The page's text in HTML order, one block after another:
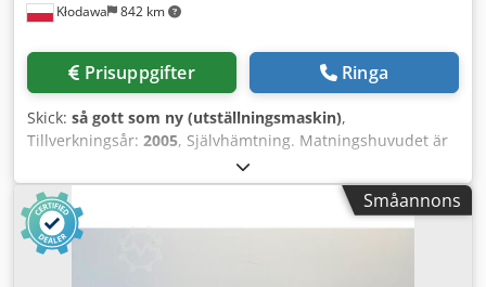
Kłodawa 842 km
Prisuppgifter Ringa
Skick: så gott som ny (utställningsmaskin),
Tillverkningsår: 2005, Självhämtning. Matningshuvudet är
monterat på glidskenor med härdad, cylindrisk yta och
ytterligare slipad yta. Motoreffekt: 3HP, 2800 varv/min.
Utskjutande sågklingor med skärhuvuden. Drivskivor.
Fraktkostnad: betalas av kunden. HALVAUTOMATISK
DUBBEL KAPSAW Tekniska data: Förflyttning av högerhuvud
Småannons